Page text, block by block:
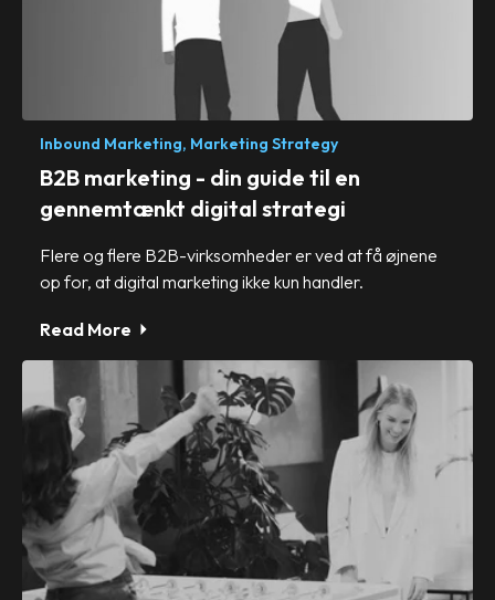
Inbound Marketing, Marketing Strategy
B2B marketing - din guide til en
gennemtænkt digital strategi
Flere og flere B2B-virksomheder er ved at få øjnene
op for, at digital marketing ikke kun handler.
Read More